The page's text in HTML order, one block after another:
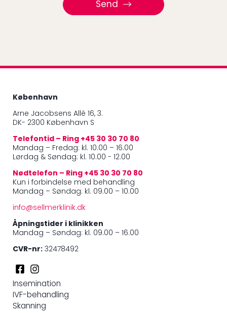
Send
København
Arne Jacobsens Allé 16, 3.
DK- 2300 København S
Telefontid – Ring +45 30 30 70 80
Mandag – Fredag: kl. 10.00 – 16.00
Lørdag & Søndag: kl. 10.00 - 12.00
Nødtelefon – Ring +45 30 30 70 80
Kun i forbindelse med behandling
Mandag – Søndag: kl. 09.00 – 10.00
info@sellmerklinik.dk
Åpningstider i klinikken
Mandag – Søndag: kl. 09.00 – 16.00
CVR-nr: 32478492
Insemination
IVF-behandling
Skanning